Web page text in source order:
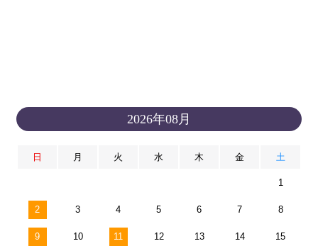
2026年08月
日 月 火 水 木 金 土
1
2 3 4 5 6 7 8
9 10 11 12 13 14 15